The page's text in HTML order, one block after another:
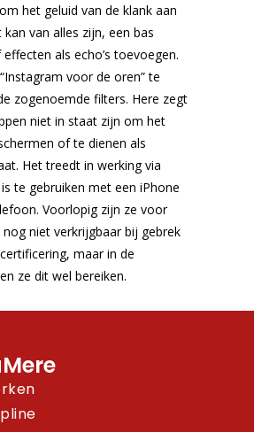
het geluid van de klank aan
van alles zijn, een bas
als echo’s toevoegen.
voor de oren” te
zogenoemde filters. Here zegt
niet in staat zijn om het
of te dienen als
Het treedt in werking via
te gebruiken met een iPhone
Voorlopig zijn ze voor
nog niet verkrijgbaar bij gebrek
maar in de
ze dit wel bereiken.